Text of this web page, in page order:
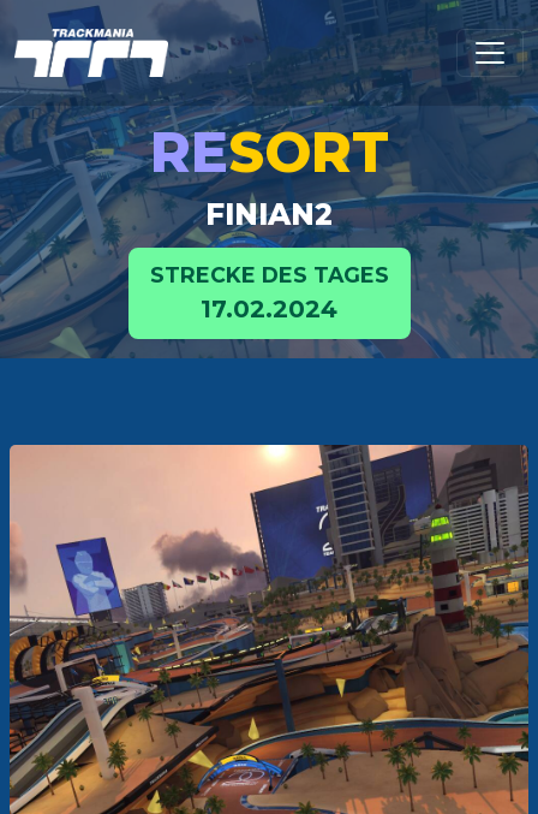
RESORT
FINIAN2
STRECKE DES TAGES
17.02.2024